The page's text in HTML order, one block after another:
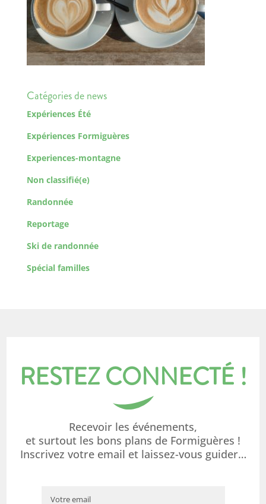
Catégories de news
Expériences Été
Expériences Formiguères
Experiences-montagne
Non classifié(e)
Randonnée
Reportage
Ski de randonnée
Spécial familles
RESTEZ CONNECTÉ !
Recevoir les événements,
et surtout les bons plans de Formiguères !
Inscrivez votre email et laissez-vous guider…